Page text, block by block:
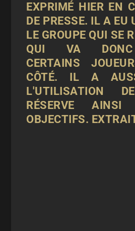
EXPRIMÉ HIER EN
DE PRESSE. IL A EU
LE GROUPE QUI SE
QUI VA DONC
CERTAINS
CÔTÉ. IL A
L'UTILISATION
RÉSERVE
OBJECTIFS.